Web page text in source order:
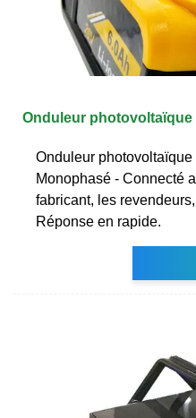
Onduleur photovoltaïque
Onduleur
Monophasé - Connecté
fabricant, les
Réponse en rapide.